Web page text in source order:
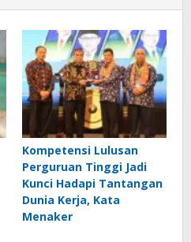
Kompetensi Lulusan
Perguruan Tinggi Jadi
Kunci Hadapi Tantangan
Dunia Kerja, Kata
Menaker